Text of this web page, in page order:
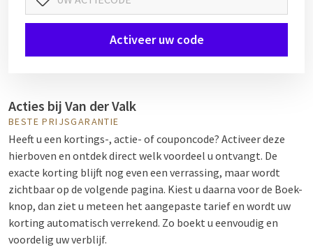
Activeer uw code
Acties bij Van der Valk
BESTE PRIJSGARANTIE
Heeft u een kortings-, actie- of couponcode? Activeer deze
hierboven en ontdek direct welk voordeel u ontvangt. De
exacte korting blijft nog even een verrassing, maar wordt
zichtbaar op de volgende pagina. Kiest u daarna voor de Boek-
knop, dan ziet u meteen het aangepaste tarief en wordt uw
korting automatisch verrekend. Zo boekt u eenvoudig en
voordelig uw verblijf.